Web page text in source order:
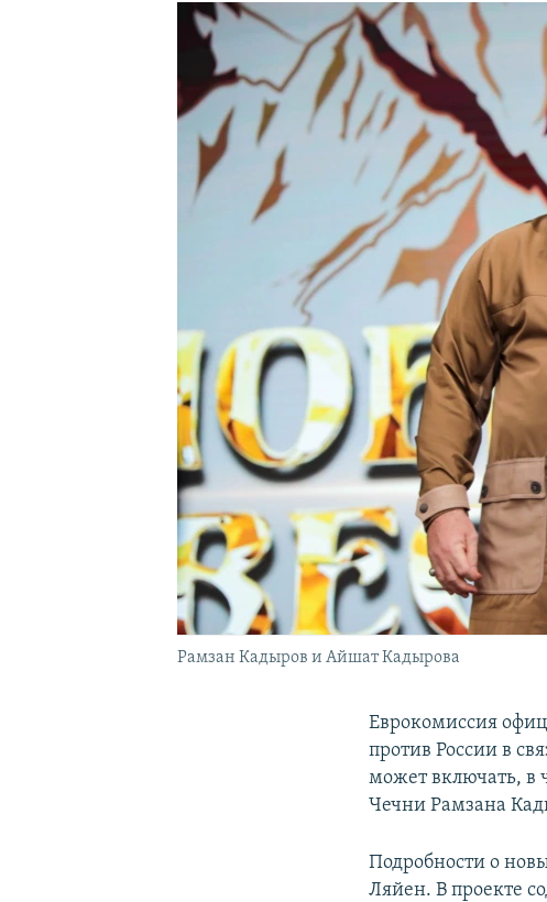
ПОДПИШИТЕСЬ НА РАССЫЛКУ
Рамзан Кадыров и Айшат Кадырова
Еврокомиссия
против России в
может включать, в
Чечни Рамзана
Подробности о
Ляйен. В проекте